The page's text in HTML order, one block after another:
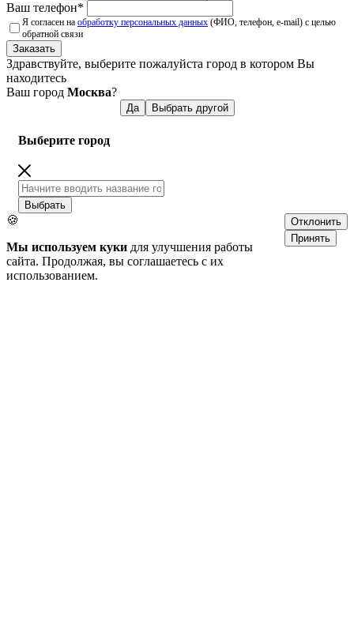
Ваш телефон*
Я согласен на обработку персональных данных (ФИО, телефон, e-mail) с целью
обратной связи
Заказать
Здравствуйте, выберите пожалуйста город в котором Вы
находитесь
Ваш город Москва?
Да Выбрать другой
Выберите город
Выбрать
🍪
Мы используем куки для улучшения работы
сайта. Продолжая, вы соглашаетесь с их
использованием.
Отклонить
Принять